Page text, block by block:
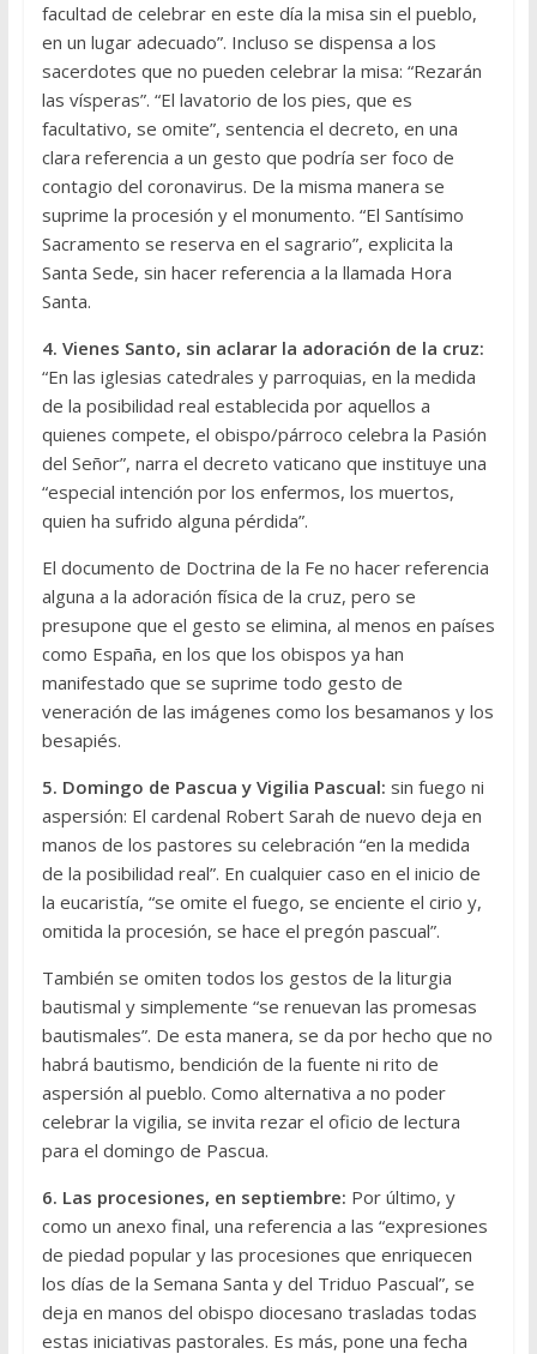
facultad de celebrar en este día la misa sin el pueblo,
en un lugar adecuado”. Incluso se dispensa a los
sacerdotes que no pueden celebrar la misa: “Rezarán
las vísperas”. “El lavatorio de los pies, que es
facultativo, se omite”, sentencia el decreto, en una
clara referencia a un gesto que podría ser foco de
contagio del coronavirus. De la misma manera se
suprime la procesión y el monumento. “El Santísimo
Sacramento se reserva en el sagrario”, explicita la
Santa Sede, sin hacer referencia a la llamada Hora
Santa.
4. Vienes Santo, sin aclarar la adoración de la cruz:
“En las iglesias catedrales y parroquias, en la medida
de la posibilidad real establecida por aquellos a
quienes compete, el obispo/párroco celebra la Pasión
del Señor”, narra el decreto vaticano que instituye una
“especial intención por los enfermos, los muertos,
quien ha sufrido alguna pérdida”.
El documento de Doctrina de la Fe no hacer referencia
alguna a la adoración física de la cruz, pero se
presupone que el gesto se elimina, al menos en países
como España, en los que los obispos ya han
manifestado que se suprime todo gesto de
veneración de las imágenes como los besamanos y los
besapiés.
5. Domingo de Pascua y Vigilia Pascual: sin fuego ni
aspersión: El cardenal Robert Sarah de nuevo deja en
manos de los pastores su celebración “en la medida
de la posibilidad real”. En cualquier caso en el inicio de
la eucaristía, “se omite el fuego, se enciente el cirio y,
omitida la procesión, se hace el pregón pascual”.
También se omiten todos los gestos de la liturgia
bautismal y simplemente “se renuevan las promesas
bautismales”. De esta manera, se da por hecho que no
habrá bautismo, bendición de la fuente ni rito de
aspersión al pueblo. Como alternativa a no poder
celebrar la vigilia, se invita rezar el oficio de lectura
para el domingo de Pascua.
6. Las procesiones, en septiembre: Por último, y
como un anexo final, una referencia a las “expresiones
de piedad popular y las procesiones que enriquecen
los días de la Semana Santa y del Triduo Pascual”, se
deja en manos del obispo diocesano trasladas todas
estas iniciativas pastorales. Es más, pone una fecha